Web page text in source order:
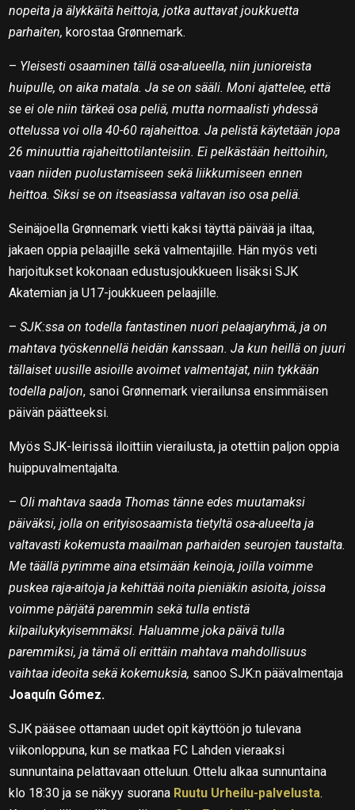
nopeita ja älykkäitä heittoja, jotka auttavat joukkuetta
parhaiten, korostaa Grønnemark.
– Yleisesti osaaminen tällä osa-alueella, niin junioreista
huipulle, on aika matala. Ja se on sääli. Moni ajattelee, että
se ei ole niin tärkeä osa peliä, mutta normaalisti yhdessä
ottelussa voi olla 40-60 rajaheittoa. Ja pelistä käytetään jopa
26 minuuttia rajaheittotilanteisiin. Ei pelkästään heittoihin,
vaan niiden puolustamiseen sekä liikkumiseen ennen
heittoa. Siksi se on itseasiassa valtavan iso osa peliä.
Seinäjoella Grønnemark vietti kaksi täyttä päivää ja iltaa,
jakaen oppia pelaajille sekä valmentajille. Hän myös veti
harjoitukset kokonaan edustusjoukkueen lisäksi SJK
Akatemian ja U17-joukkueen pelaajille.
–SJK:ssa on todella fantastinen nuori pelaajaryhmä, ja on
mahtava työskennellä heidän kanssaan. Ja kun heillä on juuri
tällaiset uusille asioille avoimet valmentajat, niin tykkään
todella paljon, sanoi Grønnemark vierailunsa ensimmäisen
päivän päätteeksi.
Myös SJK-leirissä iloittiin vierailusta, ja otettiin paljon oppia
huippuvalmentajalta.
– Oli mahtava saada Thomas tänne edes muutamaksi
päiväksi, jolla on erityisosaamista tietyltä osa-alueelta ja
valtavasti kokemusta maailman parhaiden seurojen taustalta.
Me täällä pyrimme aina etsimään keinoja, joilla voimme
puskea raja-aitoja ja kehittää noita pieniäkin asioita, joissa
voimme pärjätä paremmin sekä tulla entistä
kilpailukykyisemmäksi. Haluamme joka päivä tulla
paremmiksi, ja tämä oli erittäin mahtava mahdollisuus
vaihtaa ideoita sekä kokemuksia, sanoo SJK:n päävalmentaja
Joaquín Gómez.
SJK pääsee ottamaan uudet opit käyttöön jo tulevana
viikonloppuna, kun se matkaa FC Lahden vieraaksi
sunnuntaina pelattavaan otteluun. Ottelu alkaa sunnuntaina
klo 18:30 ja se näkyy suorana Ruutu Urheilu-palvelusta.